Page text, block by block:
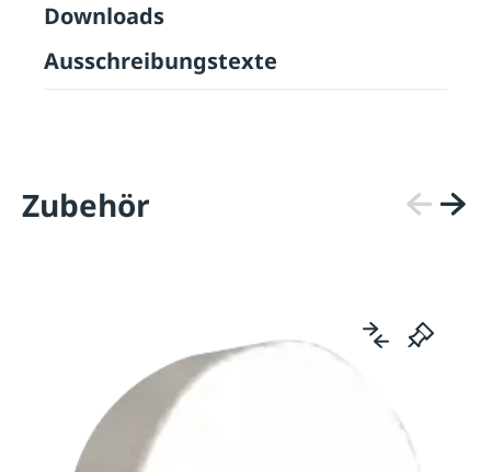
Downloads
Ausschreibungstexte
Zubehör